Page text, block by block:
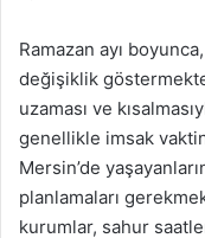
Ramazan ayı
değişiklik
uzaması ve
genellikle imsak
Mersin’de
planlamaları
kurumlar, sahur